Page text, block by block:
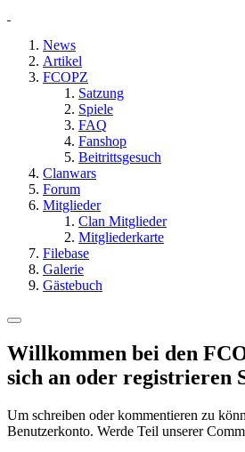
News
Artikel
FCOPZ
Satzung
Spiele
FAQ
Fanshop
Beitrittsgesuch
Clanwars
Forum
Mitglieder
Clan Mitglieder
Mitgliederkarte
Filebase
Galerie
Gästebuch
Willkommen bei den
sich an oder registrieren
Um schreiben oder kommentieren zu
Benutzerkonto. Werde Teil unserer